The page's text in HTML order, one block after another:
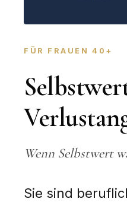
FÜR FRAUEN 40+
Wenn Selbstwert
Sie sind